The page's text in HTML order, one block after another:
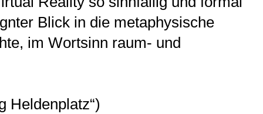
Blick in die metaphysische
im Wortsinn raum- und
Heldenplatz“)